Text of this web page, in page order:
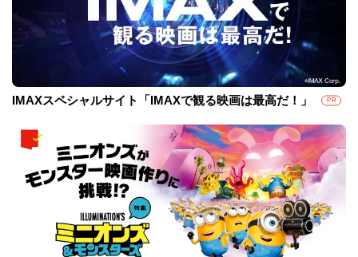
IMAXスペシャルサイト「IMAXで観る映画は最高だ！」 PR